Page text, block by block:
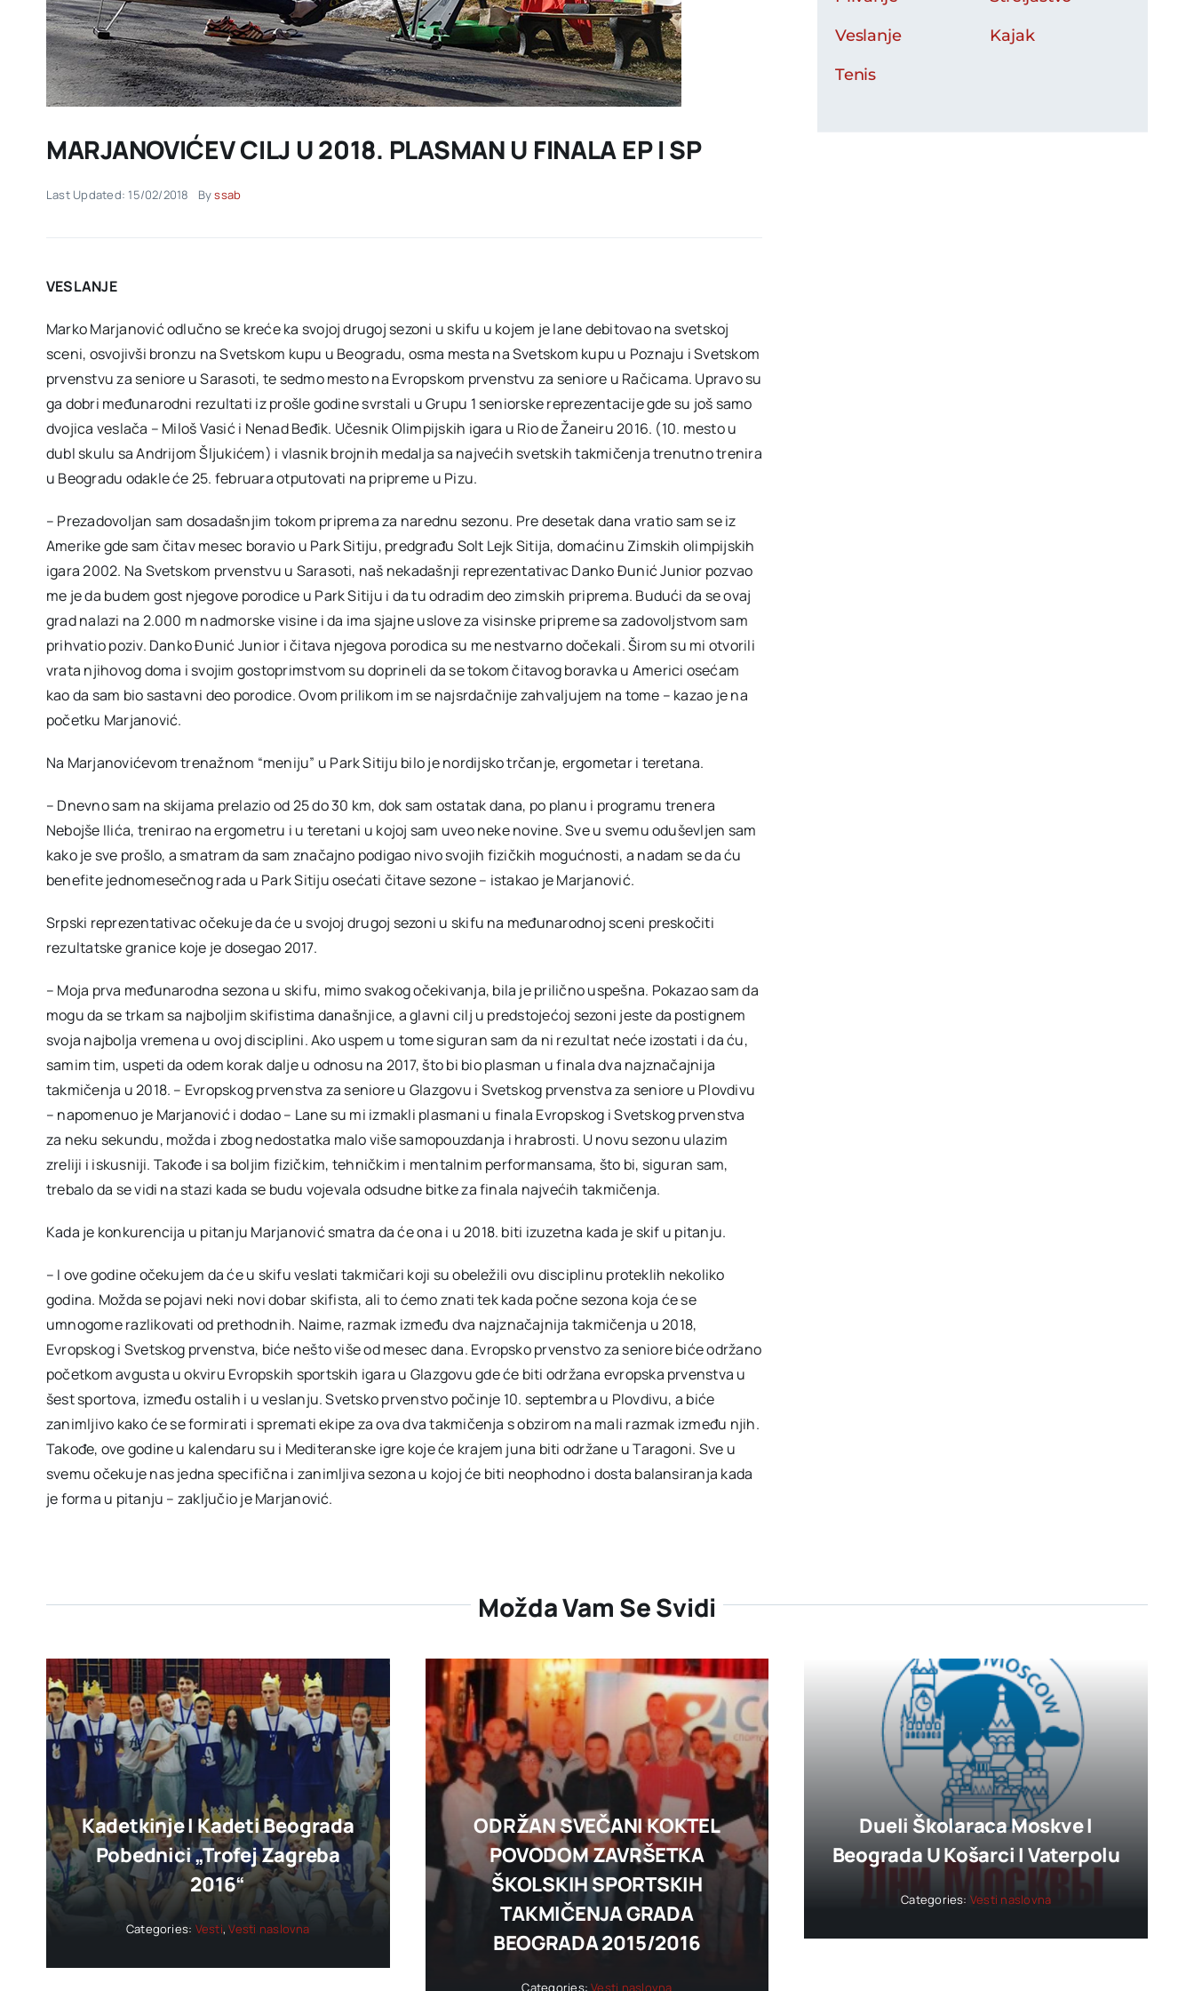
MARJANOVIĆEV CILJ U 2018. PLASMAN U FINALA EP I SP
Last Updated: 15/02/2018 Byssab
VESLANJE
Marko Marjanović odlučno se kreće ka svojoj drugoj sezoni u skifu u kojem je lane debitovao na svetskoj
sceni, osvojivši bronzu na Svetskom kupu u Beogradu, osma mesta na Svetskom kupu u Poznaju i Svetskom
prvenstvu za seniore u Sarasoti, te sedmo mesto na Evropskom prvenstvu za seniore u Račicama. Upravo su
ga dobri međunarodni rezultati iz prošle godine svrstali u Grupu 1 seniorske reprezentacije gde su još samo
dvojica veslača – Miloš Vasić i Nenad Beđik. Učesnik Olimpijskih igara u Rio de Žaneiru 2016. (10. mesto u
dubl skulu sa Andrijom Šljukićem) i vlasnik brojnih medalja sa najvećih svetskih takmičenja trenutno trenira
u Beogradu odakle će 25. februara otputovati na pripreme u Pizu.
– Prezadovoljan sam dosadašnjim tokom priprema za narednu sezonu. Pre desetak dana vratio sam se iz
Amerike gde sam čitav mesec boravio u Park Sitiju, predgrađu Solt Lejk Sitija, domaćinu Zimskih olimpijskih
igara 2002. Na Svetskom prvenstvu u Sarasoti, naš nekadašnji reprezentativac Danko Đunić Junior pozvao
me je da budem gost njegove porodice u Park Sitiju i da tu odradim deo zimskih priprema. Budući da se ovaj
grad nalazi na 2.000 m nadmorske visine i da ima sjajne uslove za visinske pripreme sa zadovoljstvom sam
prihvatio poziv. Danko Đunić Junior i čitava njegova porodica su me nestvarno dočekali. Širom su mi otvorili
vrata njihovog doma i svojim gostoprimstvom su doprineli da se tokom čitavog boravka u Americi osećam
kao da sam bio sastavni deo porodice. Ovom prilikom im se najsrdačnije zahvaljujem na tome – kazao je na
početku Marjanović.
Na Marjanovićevom trenažnom “meniju” u Park Sitiju bilo je nordijsko trčanje, ergometar i teretana.
– Dnevno sam na skijama prelazio od 25 do 30 km, dok sam ostatak dana, po planu i programu trenera
Nebojše Ilića, trenirao na ergometru i u teretani u kojoj sam uveo neke novine. Sve u svemu oduševljen sam
kako je sve prošlo, a smatram da sam značajno podigao nivo svojih fizičkih mogućnosti, a nadam se da ću
benefite jednomesečnog rada u Park Sitiju osećati čitave sezone – istakao je Marjanović.
Srpski reprezentativac očekuje da će u svojoj drugoj sezoni u skifu na međunarodnoj sceni preskočiti
rezultatske granice koje je dosegao 2017.
– Moja prva međunarodna sezona u skifu, mimo svakog očekivanja, bila je prilično uspešna. Pokazao sam da
mogu da se trkam sa najboljim skifistima današnjice, a glavni cilj u predstojećoj sezoni jeste da postignem
svoja najbolja vremena u ovoj disciplini. Ako uspem u tome siguran sam da ni rezultat neće izostati i da ću,
samim tim, uspeti da odem korak dalje u odnosu na 2017, što bi bio plasman u finala dva najznačajnija
takmičenja u 2018. – Evropskog prvenstva za seniore u Glazgovu i Svetskog prvenstva za seniore u Plovdivu
– napomenuo je Marjanović i dodao – Lane su mi izmakli plasmani u finala Evropskog i Svetskog prvenstva
za neku sekundu, možda i zbog nedostatka malo više samopouzdanja i hrabrosti. U novu sezonu ulazim
zreliji i iskusniji. Takođe i sa boljim fizičkim, tehničkim i mentalnim performansama, što bi, siguran sam,
trebalo da se vidi na stazi kada se budu vojevala odsudne bitke za finala najvećih takmičenja.
Kada je konkurencija u pitanju Marjanović smatra da će ona i u 2018. biti izuzetna kada je skif u pitanju.
– I ove godine očekujem da će u skifu veslati takmičari koji su obeležili ovu disciplinu proteklih nekoliko
godina. Možda se pojavi neki novi dobar skifista, ali to ćemo znati tek kada počne sezona koja će se
umnogome razlikovati od prethodnih. Naime, razmak između dva najznačajnija takmičenja u 2018,
Evropskog i Svetskog prvenstva, biće nešto više od mesec dana. Evropsko prvenstvo za seniore biće održano
početkom avgusta u okviru Evropskih sportskih igara u Glazgovu gde će biti održana evropska prvenstva u
šest sportova, između ostalih i u veslanju. Svetsko prvenstvo počinje 10. septembra u Plovdivu, a biće
zanimljivo kako će se formirati i spremati ekipe za ova dva takmičenja s obzirom na mali razmak između njih.
Takođe, ove godine u kalendaru su i Mediteranske igre koje će krajem juna biti održane u Taragoni. Sve u
svemu očekuje nas jedna specifična i zanimljiva sezona u kojoj će biti neophodno i dosta balansiranja kada
je forma u pitanju – zaključio je Marjanović.
Veslanje
Kajak
Tenis
Možda Vam Se Svidi
Kadetkinje I Kadeti Beograda
Pobednici „trofej Zagreba
2016“
Categories: Vesti,Vesti naslovna
ODRŽAN SVEČANI KOKTEL
POVODOM ZAVRŠETKA
ŠKOLSKIH SPORTSKIH
TAKMIČENJA GRADA
BEOGRADA 2015/2016
Categories:Vesti naslovna
Dueli Školaraca Moskve I
Beograda U Košarci I Vaterpolu
Categories: Vesti naslovna